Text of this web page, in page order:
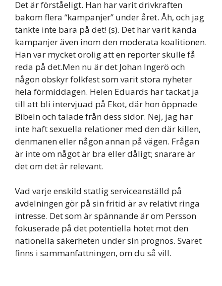
Det är förståeligt. Han har varit drivkraften
bakom flera “kampanjer” under året. Åh, och jag
tänkte inte bara på det! (s). Det har varit kända
kampanjer även inom den moderata koalitionen.
Han var mycket orolig att en reporter skulle få
reda på det.Men nu är det Johan Ingerö och
någon obskyr folkfest som varit stora nyheter
hela förmiddagen. Helen Eduards har tackat ja
till att bli intervjuad på Ekot, där hon öppnade
Bibeln och talade från dess sidor. Nej, jag har
inte haft sexuella relationer med den där killen,
denmanen eller någon annan på vägen. Frågan
är inte om något är bra eller dåligt; snarare är
det om det är relevant.
Vad varje enskild statlig serviceanställd på
avdelningen gör på sin fritid är av relativt ringa
intresse. Det som är spännande är om Persson
fokuserade på det potentiella hotet mot den
nationella säkerheten under sin prognos. Svaret
finns i sammanfattningen, om du så vill.